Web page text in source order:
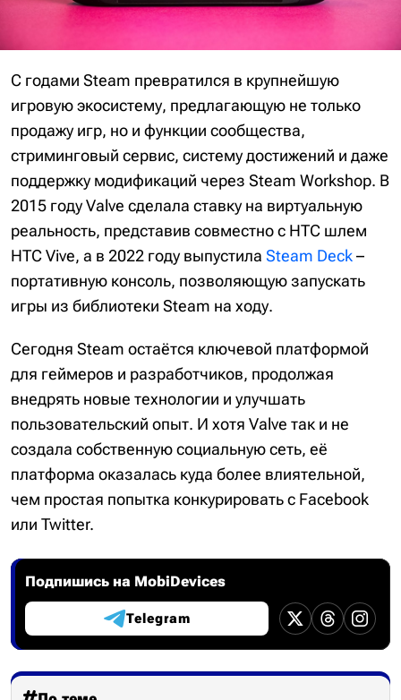
С годами Steam превратился в крупнейшую
игровую экосистему, предлагающую не только
продажу игр, но и функции сообщества,
стриминговый сервис, систему достижений и даже
поддержку модификаций через Steam Workshop. В
2015 году Valve сделала ставку на виртуальную
реальность, представив совместно с HTC шлем
HTC Vive, а в 2022 году выпустила Steam Deck–
портативную консоль, позволяющую запускать
игры из библиотеки Steam на ходу.
Сегодня Steam остаётся ключевой платформой
для геймеров и разработчиков, продолжая
внедрять новые технологии и улучшать
пользовательский опыт. И хотя Valve так и не
создала собственную социальную сеть, её
платформа оказалась куда более влиятельной,
чем простая попытка конкурировать с Facebook
или Twitter.
Подпишись на MobiDevices
Telegram